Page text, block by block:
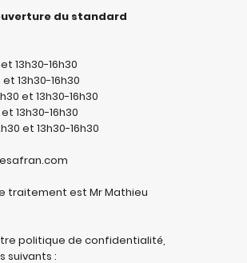
du standard
13h30-16h30
et 13h30-16h30
et 13h30-16h30
13h30-16h30
et 13h30-16h30
traitement est Mr Mathieu
politique de confidentialité,
suivants :